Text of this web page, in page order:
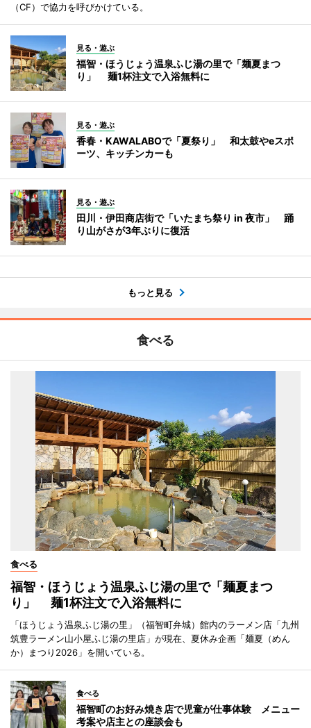
（CF）で協力を呼びかけている。
見る・遊ぶ
福智・ほうじょう温泉ふじ湯の里で「麺夏まつ
り」 麺1杯注文で入浴無料に
見る・遊ぶ
香春・KAWALABOで「夏祭り」 和太鼓やeスポ
ーツ、キッチンカーも
見る・遊ぶ
田川・伊田商店街で「いたまち祭り in 夜市」 踊
り山がさが3年ぶりに復活
もっと見る
食べる
食べる
福智・ほうじょう温泉ふじ湯の里で「麺夏まつ
り」 麺1杯注文で入浴無料に
「ほうじょう温泉ふじ湯の里」（福智町弁城）館内のラーメン店「九州
筑豊ラーメン山小屋ふじ湯の里店」が現在、夏休み企画「麺夏（めん
か）まつり2026」を開いている。
食べる
福智町のお好み焼き店で児童が仕事体験 メニュー
考案や店主との座談会も